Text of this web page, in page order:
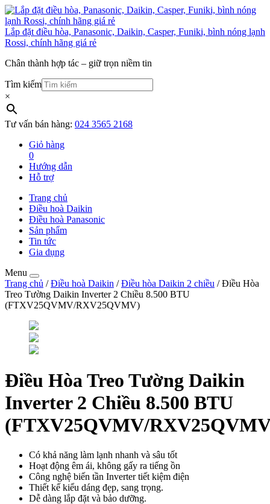
Lắp đặt điều hòa, Panasonic, Daikin, Casper, Funiki, bình nóng lạnh
Rossi, chính hãng giá rẻ
Chân thành hợp tác – giữ trọn niềm tin
Tìm kiếm
×
Tư vấn bán hàng: 024 3565 2168
Giỏ hàng
0
Hướng dẫn
Hỗ trợ
Trang chủ
Điều hoà Daikin
Điều hoà Panasonic
Sản phẩm
Tin tức
Gia dụng
Menu
Trang chủ /Điều hoà Daikin /Điều hòa Daikin 2 chiều / Điều Hòa
Treo Tường Daikin Inverter 2 Chiều 8.500 BTU
(FTXV25QVMV/RXV25QVMV)
Điều Hòa Treo Tường Daikin
Inverter 2 Chiều 8.500 BTU
(FTXV25QVMV/
Có khả năng làm lạnh nhanh và sâu tốt
Hoạt động êm ái, không gấy ra tiếng ồn
Công nghệ biến tần Inverter tiết kiệm điện
Thiết kế kiểu dáng đẹp, sang trọng.
Dễ dàng lắp đặt và bảo dưỡng.